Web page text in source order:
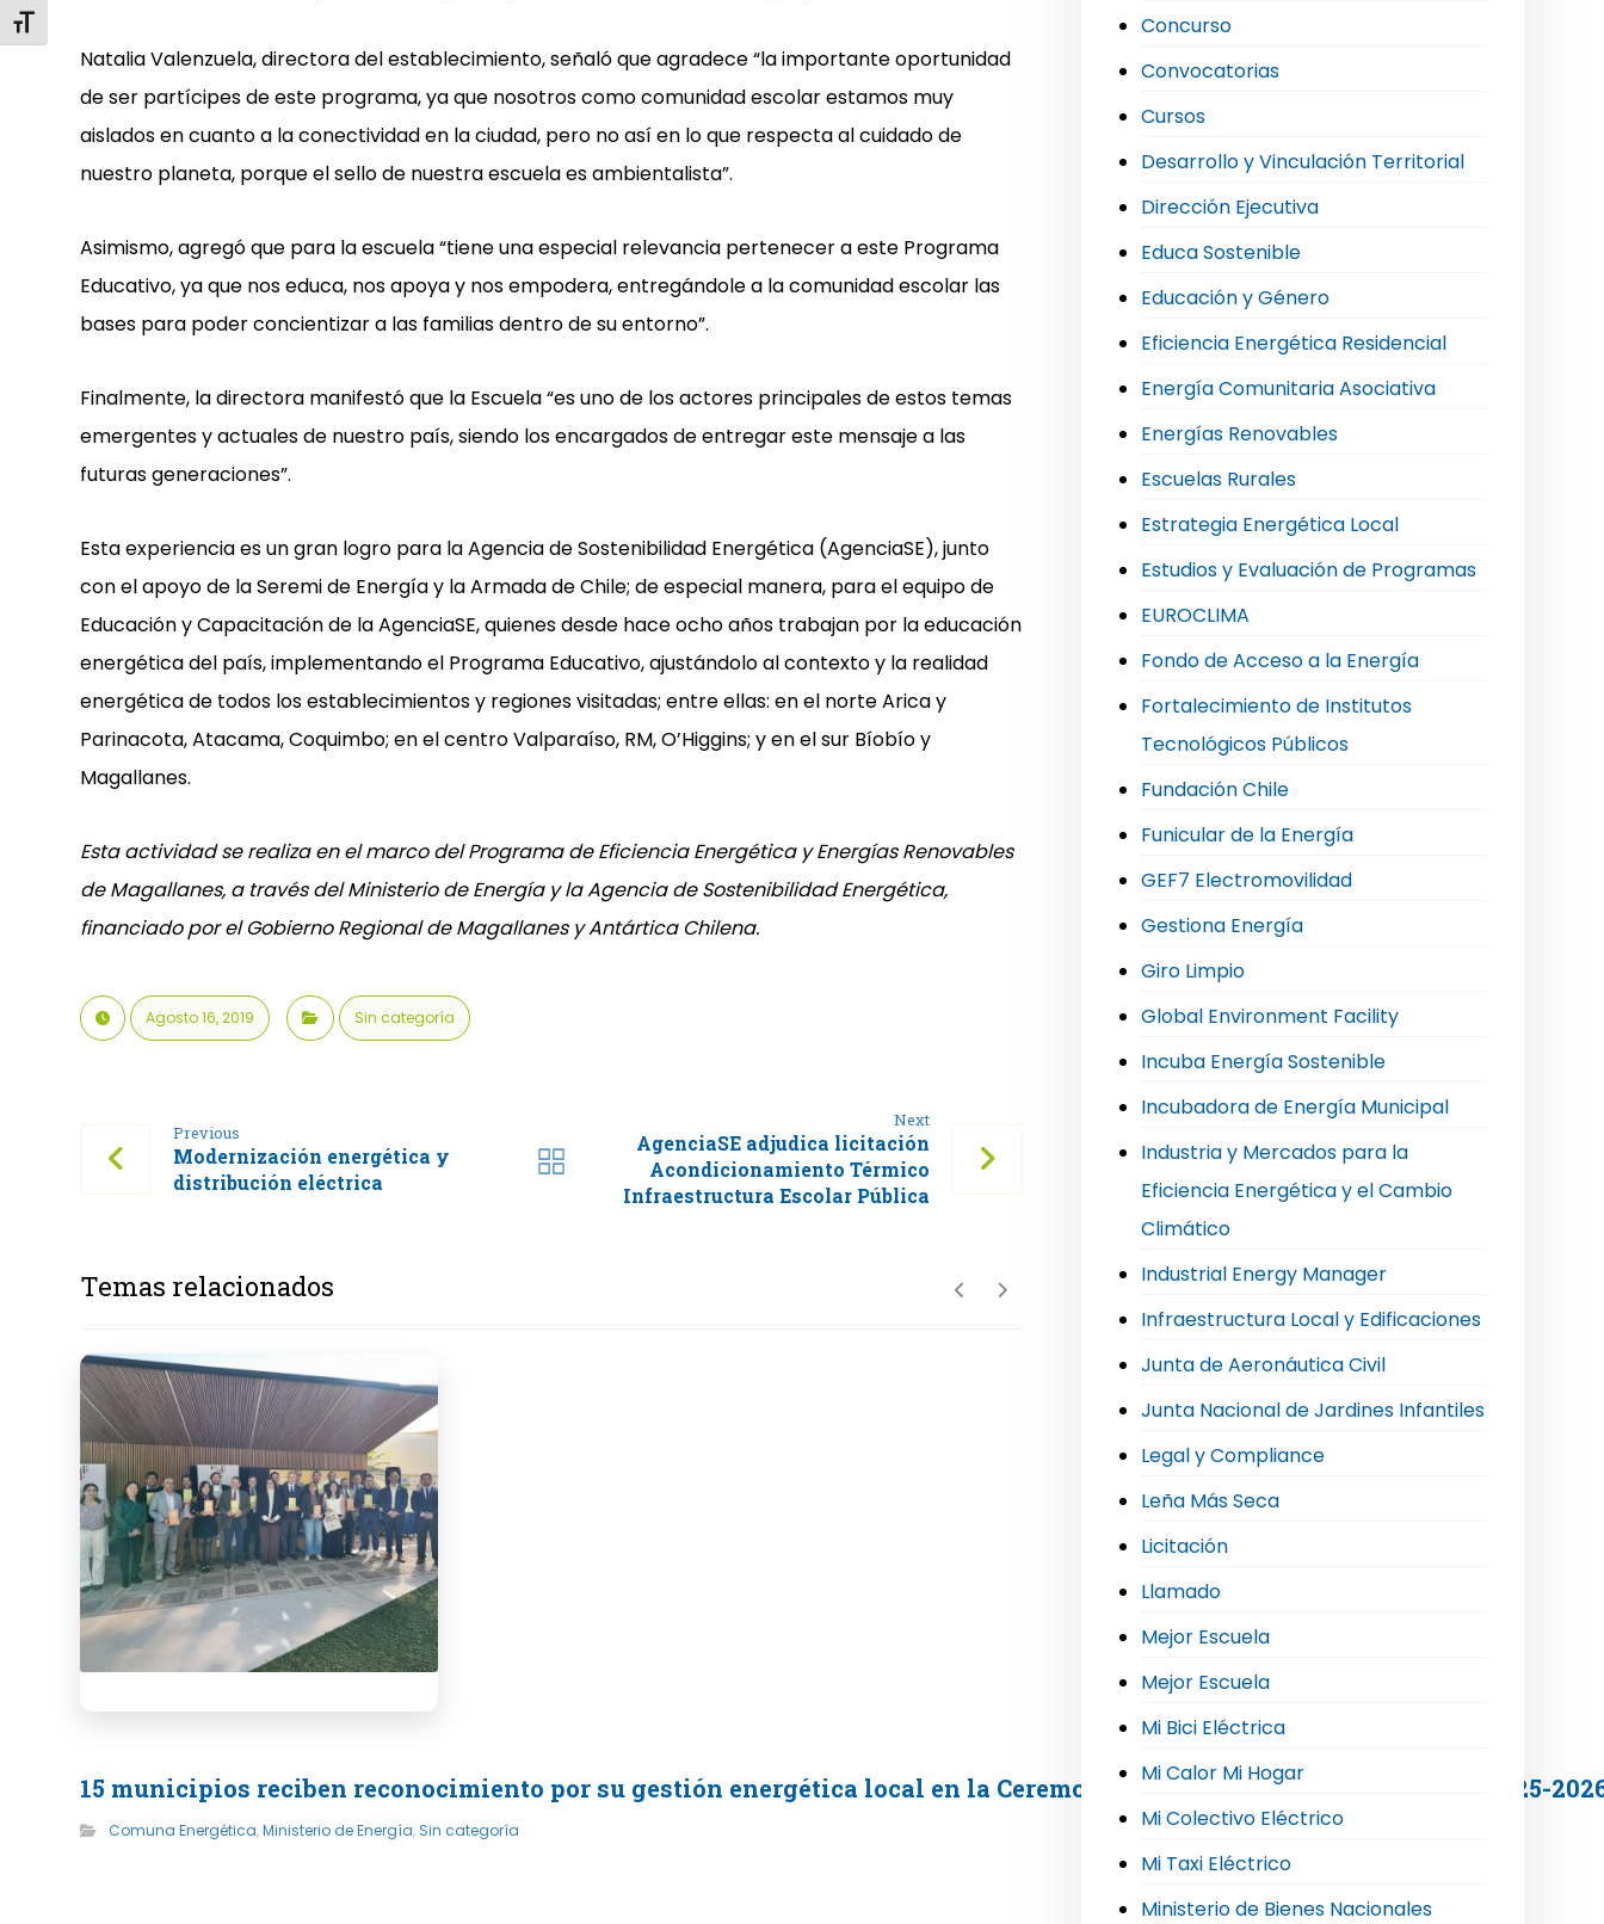
Alternar tamaño de letra
Natalia Valenzuela, directora del establecimiento, señaló que agradece “la importante oportunidad
de ser partícipes de este programa, ya que nosotros como comunidad escolar estamos muy
aislados en cuanto a la conectividad en la ciudad, pero no así en lo que respecta al cuidado de
nuestro planeta, porque el sello de nuestra escuela es ambientalista”.
Asimismo, agregó que para la escuela “tiene una especial relevancia pertenecer a este Programa
Educativo, ya que nos educa, nos apoya y nos empodera, entregándole a la comunidad escolar las
bases para poder concientizar a las familias dentro de su entorno”.
Finalmente, la directora manifestó que la Escuela “es uno de los actores principales de estos temas
emergentes y actuales de nuestro país, siendo los encargados de entregar este mensaje a las
futuras generaciones”.
Esta experiencia es un gran logro para la Agencia de Sostenibilidad Energética (AgenciaSE), junto
con el apoyo de la Seremi de Energía y la Armada de Chile; de especial manera, para el equipo de
Educación y Capacitación de la AgenciaSE, quienes desde hace ocho años trabajan por la educación
energética del país, implementando el Programa Educativo, ajustándolo al contexto y la realidad
energética de todos los establecimientos y regiones visitadas; entre ellas: en el norte Arica y
Parinacota, Atacama, Coquimbo; en el centro Valparaíso, RM, O’Higgins; y en el sur Bíobío y
Magallanes.
Esta actividad se realiza en el marco del Programa de Eficiencia Energética y Energías Renovables
de Magallanes, a través del Ministerio de Energía y la Agencia de Sostenibilidad Energética,
financiado por el Gobierno Regional de Magallanes y Antártica Chilena.
Agosto 16, 2019 Sin categoría
Previous
Modernización energética y
distribución eléctrica
Next
AgenciaSE adjudica licitación
Acondicionamiento Térmico
Infraestructura Escolar Pública
Temas relacionados
15 municipios reciben reconocimiento por su gestión energética local en la Ceremonia del Sello Comuna Energética 2025-
Comuna Energética,Ministerio de Energía, Sin categoría
Concurso
Convocatorias
Cursos
Desarrollo y Vinculación Territorial
Dirección Ejecutiva
Educa Sostenible
Educación y Género
Eficiencia Energética Residencial
Energía Comunitaria Asociativa
Energías Renovables
Escuelas Rurales
Estrategia Energética Local
Estudios y Evaluación de Programas
EUROCLIMA
Fondo de Acceso a la Energía
Fortalecimiento de Institutos
Tecnológicos Públicos
Fundación Chile
Funicular de la Energía
GEF7 Electromovilidad
Gestiona Energía
Giro Limpio
Global Environment Facility
Incuba Energía Sostenible
Incubadora de Energía Municipal
Industria y Mercados para la
Eficiencia Energética y el Cambio
Climático
Industrial Energy Manager
Infraestructura Local y Edificaciones
Junta de Aeronáutica Civil
Junta Nacional de Jardines Infantiles
Legal y Compliance
Leña Más Seca
Licitación
Llamado
Mejor Escuela
Mejor Escuela
Mi Bici Eléctrica
Mi Calor Mi Hogar
Mi Colectivo Eléctrico
Mi Taxi Eléctrico
Ministerio de Bienes Nacionales